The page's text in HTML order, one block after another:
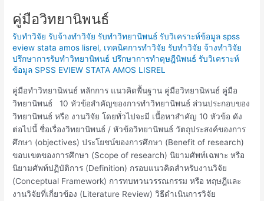
คู่มือวิทยานิพนธ์
รับทำวิจัย รับจ้างทำวิจัย รับทำวิทยานิพนธ์ รับวิเคราะห์ข้อมูล spss
eview stata amos lisrel, เทคนิคการทำวิจัย รับทำวิจัย จ้างทำวิจัย
ปรึกษาการรับทำวิทยานิพนธ์ ปรึกษาการทำดุษฎีนิพนธ์ รับวิเคราะห์
ข้อมูล SPSS EVIEW STATA AMOS LISREL
คู่มือทำวิทยานิพนธ์ หลักการ แนวคิดพื้นฐาน คู่มือวิทยานิพนธ์ คู่มือ
วิทยานิพนธ์ 10 หัวข้อสำคัญของการทำวิทยานิพนธ์ ส่วนประกอบของ
วิทยานิพนธ์ หรือ งานวิจัย โดยทั่วไปจะมี เนื้อหาสำคัญ 10 หัวข้อ ดัง
ต่อไปนี้ ชื่อเรื่องวิทยานิพนธ์ / หัวข้อวิทยานิพนธ์ วัตถุประสงค์ของการ
ศึกษา (objectives) ประโยชน์ของการศึกษา (Benefit of research)
ขอบเขตของการศึกษา (Scope of research) นิยามศัพท์เฉพาะ หรือ
นิยามศัพท์ปฏิบัติการ (Definition) กรอบแนวคิดสำหรับงานวิจัย
(Conceptual Framework) การทบทวนวรรณกรรม หรือ ทฤษฎีและ
งานวิจัยที่เกี่ยวข้อง (Literature Review) วิธีดำเนินการวิจัย
คู่มือ
วิทยานิพนธ์